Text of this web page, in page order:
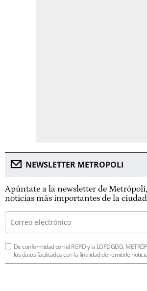
NEWSLETTER METROPOLI
Apúntate a la newsletter de
noticias más importantes de la
De conformidad con el RGPD y la LOPDGDD,
los datos facilitados con la finalidad de remitirle